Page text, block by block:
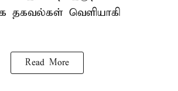
தகவல்கள் வெளியாகி
Read More